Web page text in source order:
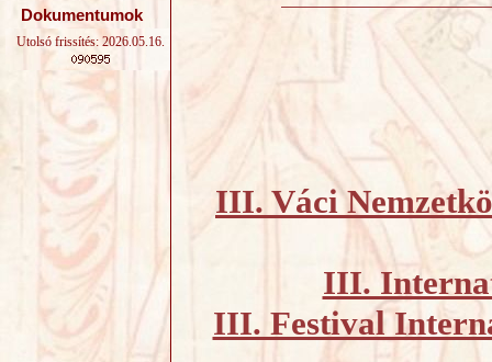
Dokumentumok
Utolsó frissítés: 2026.05.16.
III. Váci
III.
III. Festival